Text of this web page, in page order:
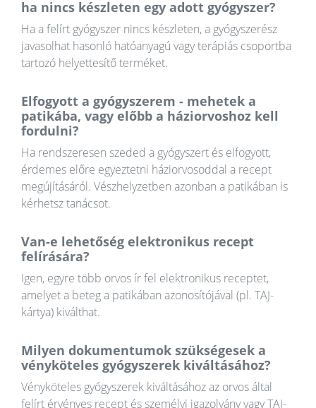
ha nincs készleten egy adott gyógyszer?
Ha a felírt gyógyszer nincs készleten, a gyógyszerész
javasolhat hasonló hatóanyagú vagy terápiás csoportba
tartozó helyettesítő terméket.
Elfogyott a gyógyszerem - mehetek a
patikába, vagy előbb a háziorvoshoz kell
fordulni?
Ha rendszeresen szeded a gyógyszert és elfogyott,
érdemes előre egyeztetni háziorvosoddal a recept
megújításáról. Vészhelyzetben azonban a patikában is
kérhetsz tanácsot.
Van-e lehetőség elektronikus recept
felírására?
Igen, egyre több orvos ír fel elektronikus receptet,
amelyet a beteg a patikában azonosítójával (pl. TAJ-
kártya) kiválthat.
Milyen dokumentumok szükségesek a
vényköteles gyógyszerek kiváltásához?
Vényköteles gyógyszerek kiváltásához az orvos által
felírt érvényes recept és személyi igazolvány vagy TAJ-